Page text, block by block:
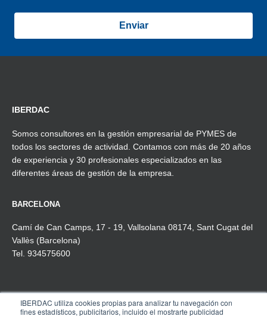
IBERDAC utiliza cookies propias para analizar tu navegación con
fines estadísticos, publicitarios, incluido el mostrarte publicidad
IBERDAC
Somos consultores en la gestión empresarial de PYMES de
todos los sectores de actividad. Contamos con más de 20 años
de experiencia y 30 profesionales especializados en las
diferentes áreas de gestión de la empresa.
BARCELONA
Camí de Can Camps, 17 - 19, Vallsolana 08174, Sant Cugat del
Vallès (Barcelona)
Tel. 934575600
MADRID